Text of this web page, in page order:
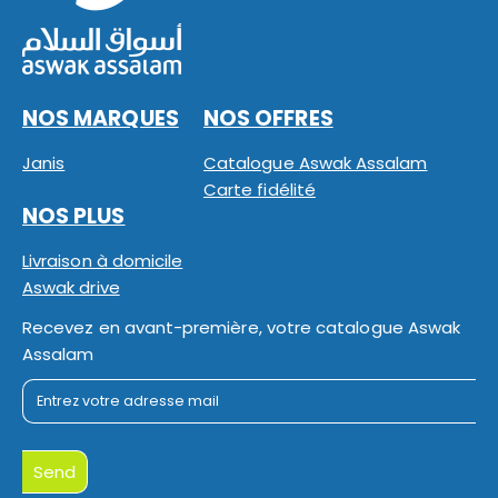
NOS MARQUES
Janis
NOS OFFRES
Catalogue Aswak Assalam
Carte fidélité
NOS PLUS
Livraison à domicile
Aswak drive
Recevez en avant-première, votre catalogue Aswak
Assalam